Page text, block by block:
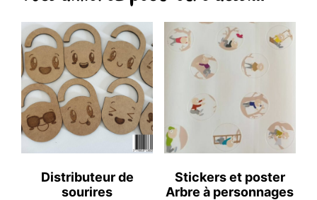
Distributeur de
sourires
Stickers et poster
Arbre à personnages